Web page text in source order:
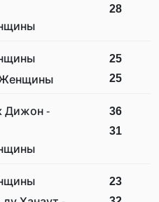
28
25
25
Дижон -
36
31
23